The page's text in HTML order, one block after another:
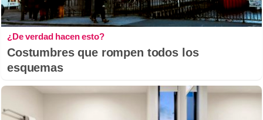
¿De verdad hacen esto?
Costumbres que rompen todos los
esquemas